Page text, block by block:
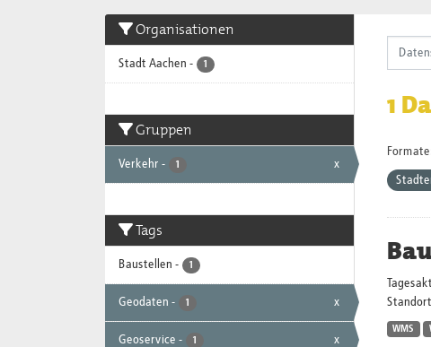
Organisationen
Stadt Aachen - 1
Gruppen
Verkehr - 1 x
Tags
Baustellen - 1
Geodaten - 1 x
Geoservice - 1 x
1
WMS